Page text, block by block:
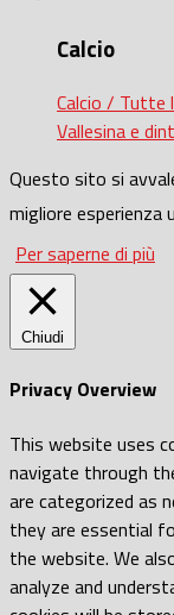
Calcio
Calcio / Tutte
Vallesina e
Questo sito si
migliore esperienza
Per saperne di più
Chiudi
Privacy Overview
This website uses
navigate through
are categorized as
they are essential
the website. We
analyze and